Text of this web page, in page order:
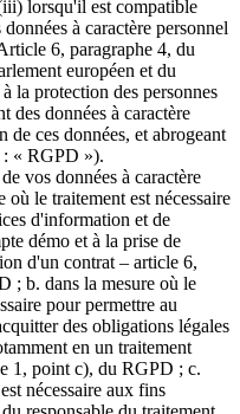
lorsqu'il est compatible
à caractère personnel
6, paragraphe 4, du
européen et du
la protection des personnes
des données à caractère
ces données, et abrogeant
« RGPD »).
vos données à caractère
où le traitement est nécessaire
d'information et de
démo et à la prise de
d'un contrat – article 6,
; b. dans la mesure où le
pour permettre au
des obligations légales
en un traitement
1, point c), du RGPD ; c.
nécessaire aux fins